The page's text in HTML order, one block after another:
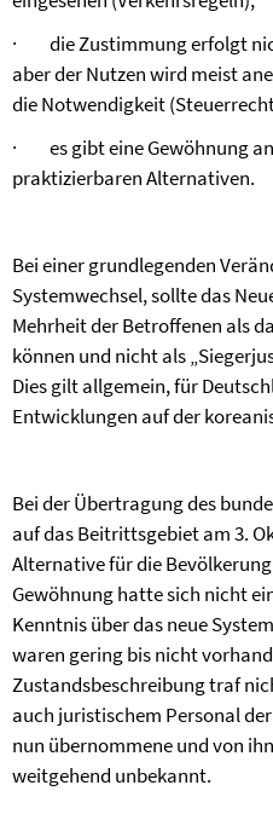
·
die Zustimmung erfolgt
aber der Nutzen wird meist
die Notwendigkeit
·
es gibt eine Gewöhnung
praktizierbaren Alternativen.
Bei einer grundlegenden
Systemwechsel, sollte das
Mehrheit der Betroffenen als
können und nicht als
Dies gilt allgemein, für
Entwicklungen auf der
Bei der Übertragung des
auf das Beitrittsgebiet am 3.
Alternative für die
Gewöhnung hatte sich nicht
Kenntnis über das neue
waren gering bis nicht
Zustandsbeschreibung traf
auch juristischem Personal
nun übernommene und von
weitgehend unbekannt.